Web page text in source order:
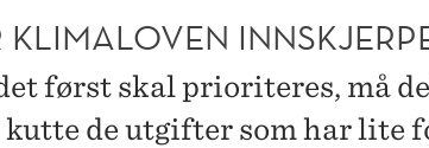
først skal prioriteres, må
de utgifter som har lite